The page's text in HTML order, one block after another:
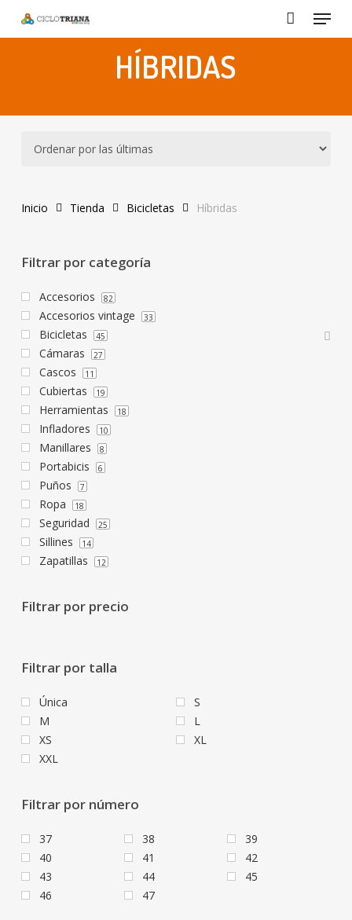
Menu
HÍBRIDAS
Inicio Tienda Bicicletas Híbridas
Filtrar por categoría
Accesorios 82
Accesorios vintage 33
Bicicletas 45
Cámaras 27
Cascos 11
Cubiertas 19
Herramientas 18
Infladores 10
Manillares 8
Portabicis 6
Puños 7
Ropa 18
Seguridad 25
Sillines 14
Zapatillas 12
Filtrar por precio
Filtrar por talla
Única
S
M
L
XS
XL
XXL
Filtrar por número
37 38
39
40
41
42
43
44
45
46
47